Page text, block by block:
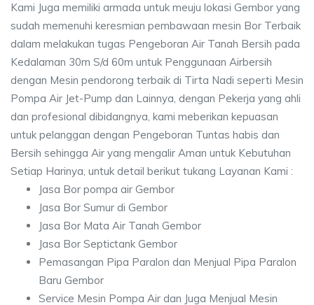
Kami Juga memiliki armada untuk meuju lokasi Gembor yang
sudah memenuhi keresmian pembawaan mesin Bor Terbaik
dalam melakukan tugas Pengeboran Air Tanah Bersih pada
Kedalaman 30m S/d 60m untuk Penggunaan Airbersih
dengan Mesin pendorong terbaik di Tirta Nadi seperti Mesin
Pompa Air Jet-Pump dan Lainnya, dengan Pekerja yang ahli
dan profesional dibidangnya, kami meberikan kepuasan
untuk pelanggan dengan Pengeboran Tuntas habis dan
Bersih sehingga Air yang mengalir Aman untuk Kebutuhan
Setiap Harinya, untuk detail berikut tukang Layanan Kami :
Jasa Bor pompa air Gembor
Jasa Bor Sumur di Gembor
Jasa Bor Mata Air Tanah Gembor
Jasa Bor Septictank Gembor
Pemasangan Pipa Paralon dan Menjual Pipa Paralon
Baru Gembor
Service Mesin Pompa Air dan Juga Menjual Mesin